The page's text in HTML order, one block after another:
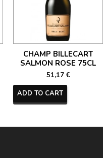
CHAMP BILLECART
SALMON ROSE 75CL
51,17 €
ADD TO CART